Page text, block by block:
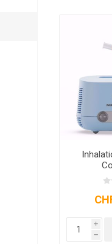
LAMMFELL-PRODUKTE
i
h